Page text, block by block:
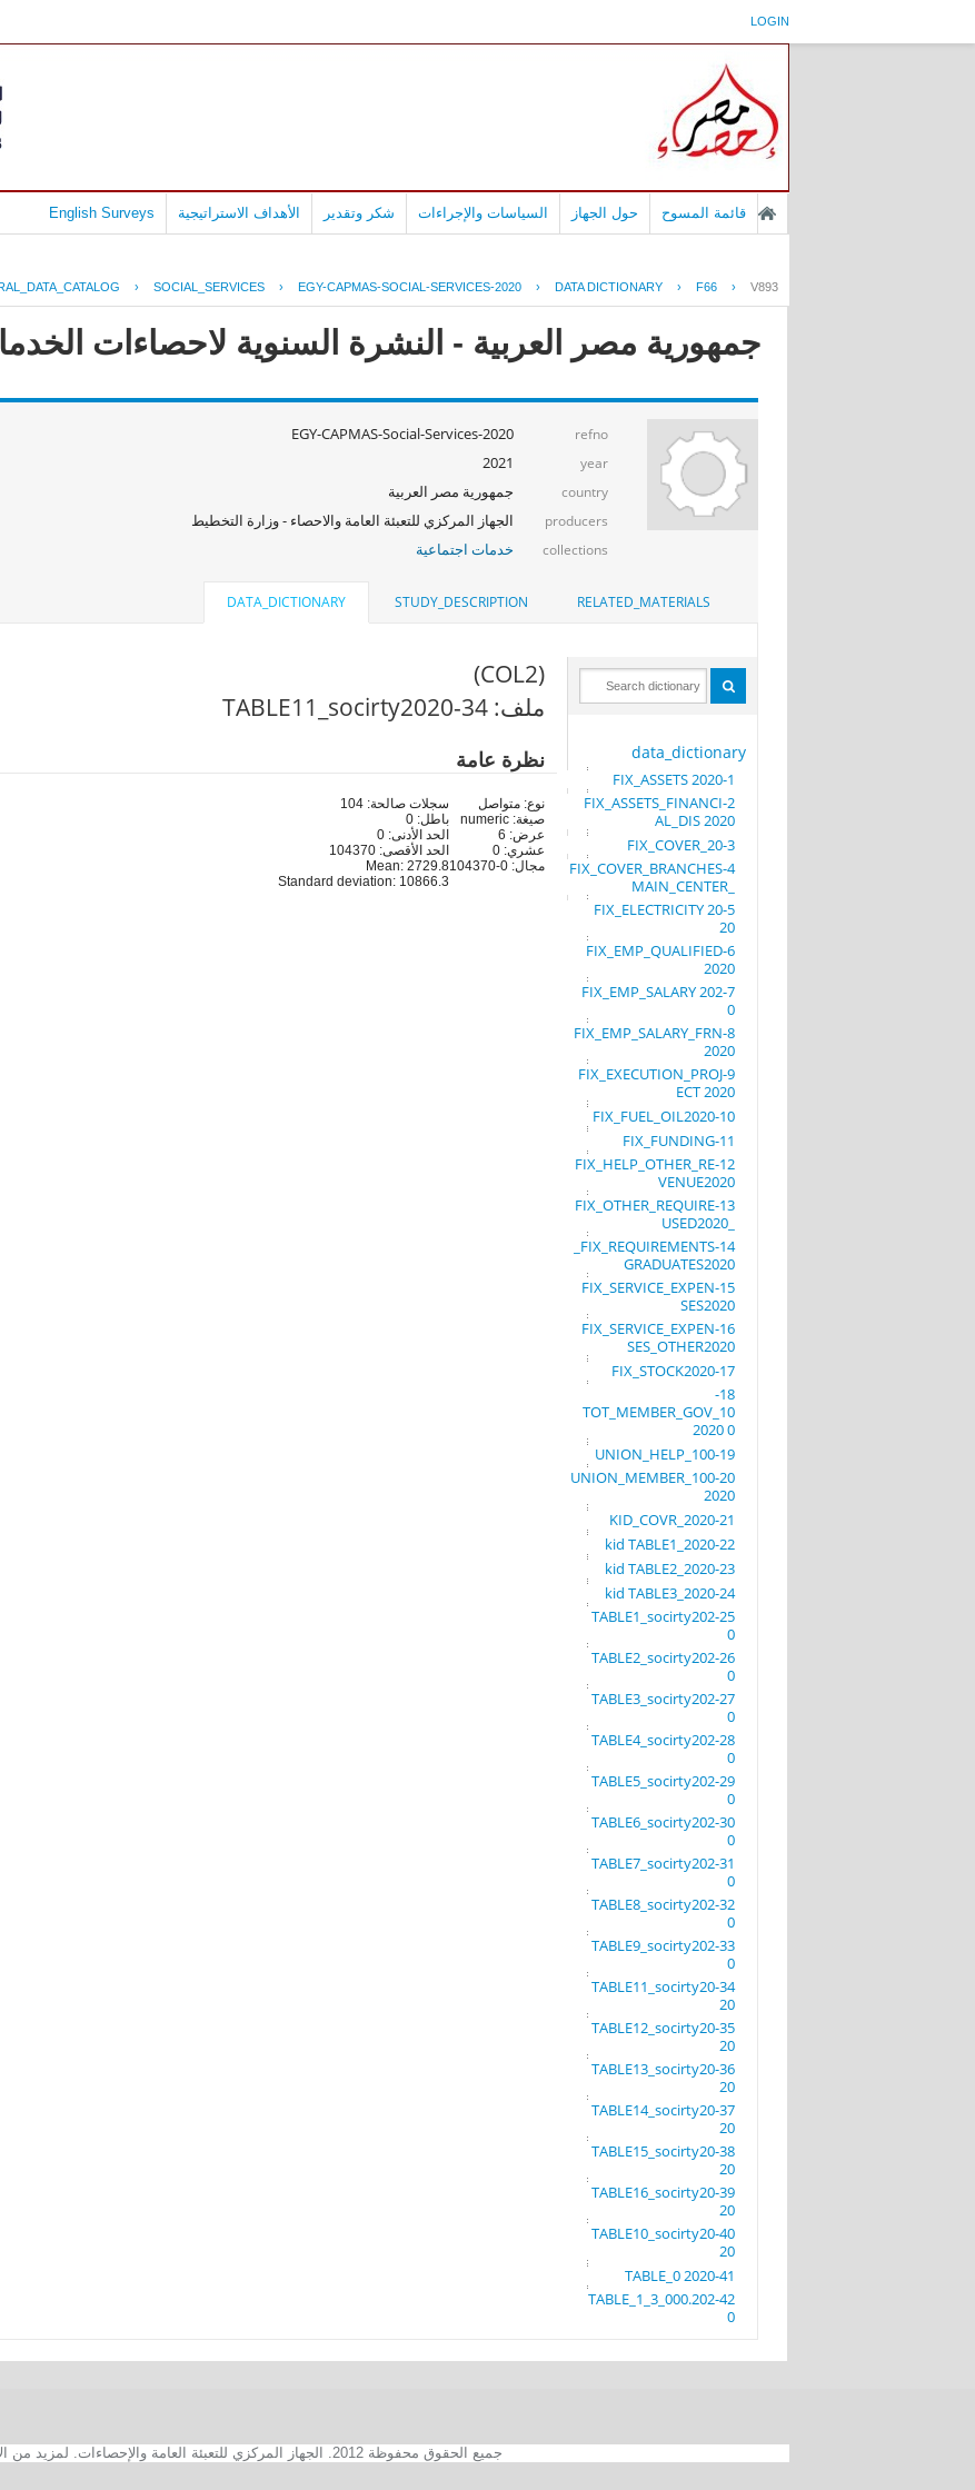
LOGIN
قائمة المسوح حول الجهاز السياسات والإجراءات شكر وتقدير الأهداف الاستراتيجية English Surveys
› SOCIAL_SERVICES › EGY-CAPMAS-SOCIAL-SERVICES-2020 › DATA DICTIONARY › F66 › V893
جمهورية مصر العربية - النشرة السنوية لاحصاءات الخدمات
refno
EGY-CAPMAS-Social-Services-2020
year
2021
country جمهورية مصر العربية
producers الجهاز المركزي للتعبئة العامة والاحصاء - وزارة التخطيط
collections خدمات اجتماعية
RELATED_MATERIALS
STUDY_DESCRIPTION
DATA_DICTIONARY
data_dictionary
1-FIX_ASSETS 2020
2-FIX_ASSETS_FINANCI
AL_DIS 2020
3-FIX_COVER_20
4-FIX_COVER_BRANCHES
5-FIX_ELECTRICITY 20
20
6-FIX_EMP_QUALIFIED
2020
7-FIX_EMP_SALARY 202
0
8-FIX_EMP_SALARY_FRN
2020
9-FIX_EXECUTION_PROJ
ECT 2020
10-FIX_FUEL_OIL2020
11-FIX_FUNDING
12-FIX_HELP_OTHER_RE
VENUE2020
13-FIX_OTHER_REQUIRE
14-FIX_REQUIREMENTS_
GRADUATES2020
15-FIX_SERVICE_EXPEN
SES2020
16-FIX_SERVICE_EXPEN
SES_OTHER2020
17-FIX_STOCK2020
18-
TOT_MEMBER_GOV_10
0 2020
19-UNION_HELP_100
20-UNION_MEMBER_100
2020
21-KID_COVR_2020
22-kid TABLE1_2020
23-kid TABLE2_2020
24-kid TABLE3_2020
25-TABLE1_socirty202
0
26-TABLE2_socirty202
0
27-TABLE3_socirty202
0
28-TABLE4_socirty202
0
29-TABLE5_socirty202
0
30-TABLE6_socirty202
0
31-TABLE7_socirty202
0
32-TABLE8_socirty202
0
33-TABLE9_socirty202
0
34-TABLE11_socirty20
20
35-TABLE12_socirty20
20
36-TABLE13_socirty20
20
37-TABLE14_socirty20
20
38-TABLE15_socirty20
20
39-TABLE16_socirty20
20
40-TABLE10_socirty20
20
41-TABLE_0 2020
42-TABLE_1_3_000.202
0
(COL2)
ملف: 34-TABLE11_socirty2020
نظرة عامة
نوع: متواصل
صيغة: numeric
عرض: 6
عشري: 0
مجال: 0-104370
سجلات صالحة: 104
باطل: 0
الحد الأدنى: 0
الحد الأقصى: 104370
Mean: 2729.8
Standard deviation: 10866.3
جميع الحقوق محفوظة 2012. الجهاز المركزي للتعبئة العامة والإحصاءات. لمزيد من الاستفسارات الفنية بخصوص الصفحة الالكترونية